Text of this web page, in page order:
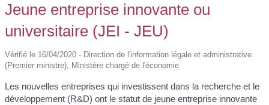
Jeune entreprise innovante ou
universitaire (JEI - JEU)
Vérifié le 16/04/2020 - Direction de l'information légale et administrative
(Premier ministre), Ministère chargé de l'économie
Les nouvelles entreprises qui investissent dans la recherche et le
développement (R&D) ont le statut de jeune entreprise innovante